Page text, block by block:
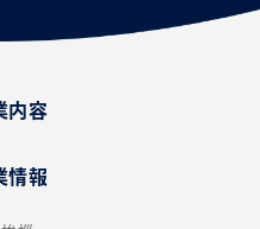
内容
情報